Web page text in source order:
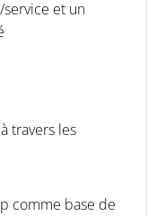
et un
travers les
comme base de